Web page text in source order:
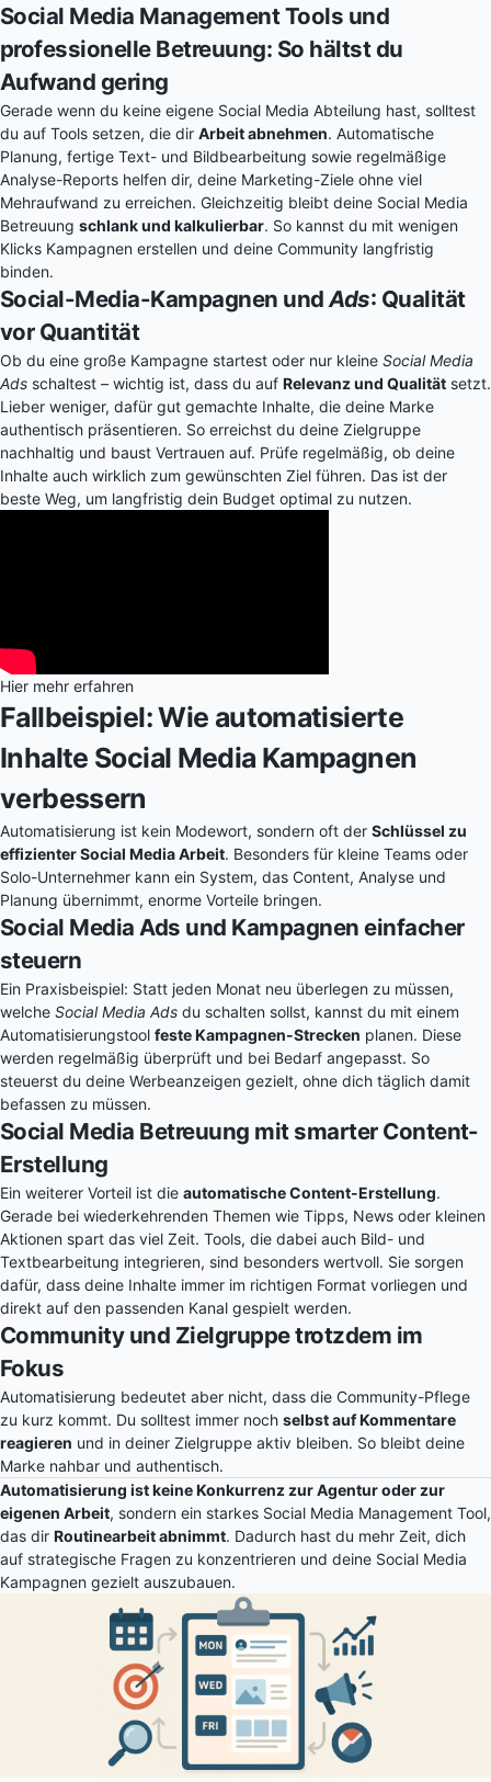
Social Media Management Tools und
professionelle Betreuung: So hältst du
Aufwand gering
Gerade wenn du keine eigene Social Media Abteilung hast, solltest
du auf Tools setzen, die dir Arbeit abnehmen. Automatische
Planung, fertige Text- und Bildbearbeitung sowie regelmäßige
Analyse-Reports helfen dir, deine Marketing-Ziele ohne viel
Mehraufwand zu erreichen. Gleichzeitig bleibt deine Social Media
Betreuung schlank und kalkulierbar. So kannst du mit wenigen
Klicks Kampagnen erstellen und deine Community langfristig
binden.
Social-Media-Kampagnen undAds: Qualität
vor Quantität
Ob du eine große Kampagne startest oder nur kleine Social Media
Ads schaltest – wichtig ist, dass du auf Relevanz und Qualität setzt.
Lieber weniger, dafür gut gemachte Inhalte, die deine Marke
authentisch präsentieren. So erreichst du deine Zielgruppe
nachhaltig und baust Vertrauen auf. Prüfe regelmäßig, ob deine
Inhalte auch wirklich zum gewünschten Ziel führen. Das ist der
beste Weg, um langfristig dein Budget optimal zu nutzen.
Hier mehr erfahren
Fallbeispiel: Wie automatisierte
Inhalte Social Media Kampagnen
verbessern
Automatisierung ist kein Modewort, sondern oft der Schlüssel zu
effizienter Social Media Arbeit. Besonders für kleine Teams oder
Solo-Unternehmer kann ein System, das Content, Analyse und
Planung übernimmt, enorme Vorteile bringen.
Social Media Ads und Kampagnen einfacher
steuern
Ein Praxisbeispiel: Statt jeden Monat neu überlegen zu müssen,
welche Social Media Ads du schalten sollst, kannst du mit einem
Automatisierungstool feste Kampagnen-Strecken planen. Diese
werden regelmäßig überprüft und bei Bedarf angepasst. So
steuerst du deine Werbeanzeigen gezielt, ohne dich täglich damit
befassen zu müssen.
Social Media Betreuung mit smarter Content-
Erstellung
Ein weiterer Vorteil ist die automatische Content-Erstellung.
Gerade bei wiederkehrenden Themen wie Tipps, News oder kleinen
Aktionen spart das viel Zeit. Tools, die dabei auch Bild- und
Textbearbeitung integrieren, sind besonders wertvoll. Sie sorgen
dafür, dass deine Inhalte immer im richtigen Format vorliegen und
direkt auf den passenden Kanal gespielt werden.
Community und Zielgruppe trotzdem im
Fokus
Automatisierung bedeutet aber nicht, dass die Community-Pflege
zu kurz kommt. Du solltest immer noch selbst auf Kommentare
reagieren und in deiner Zielgruppe aktiv bleiben. So bleibt deine
Marke nahbar und authentisch.
Automatisierung ist keine Konkurrenz zur Agentur oder zur
eigenen Arbeit, sondern ein starkes Social Media Management Tool,
das dir Routinearbeit abnimmt. Dadurch hast du mehr Zeit, dich
auf strategische Fragen zu konzentrieren und deine Social Media
Kampagnen gezielt auszubauen.